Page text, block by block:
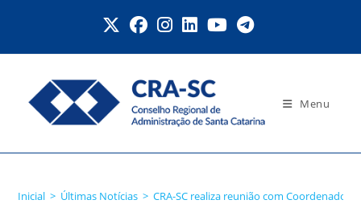
Menu
Inicial > Últimas Notícias > CRA-SC realiza reunião com